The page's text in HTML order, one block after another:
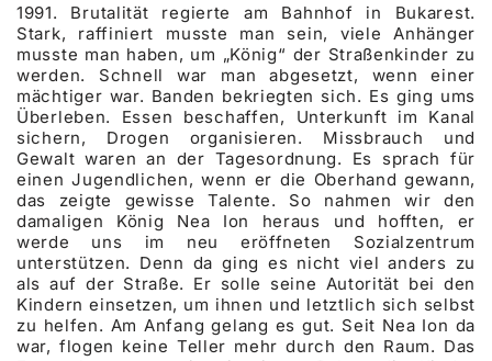
1991. Brutalität regierte am Bahnhof in Bukarest.
Stark, raffiniert musste man sein, viele Anhänger
musste man haben, um „König“ der Straßenkinder zu
werden. Schnell war man abgesetzt, wenn einer
mächtiger war. Banden bekriegten sich. Es ging ums
Überleben. Essen beschaffen, Unterkunft im Kanal
sichern, Drogen organisieren. Missbrauch und
Gewalt waren an der Tagesordnung. Es sprach für
einen Jugendlichen, wenn er die Oberhand gewann,
das zeigte gewisse Talente. So nahmen wir den
damaligen König Nea Ion heraus und hofften, er
werde uns im neu eröffneten Sozialzentrum
unterstützen. Denn da ging es nicht viel anders zu
als auf der Straße. Er solle seine Autorität bei den
Kindern einsetzen, um ihnen und letztlich sich selbst
zu helfen. Am Anfang gelang es gut. Seit Nea Ion da
war, flogen keine Teller mehr durch den Raum. Das